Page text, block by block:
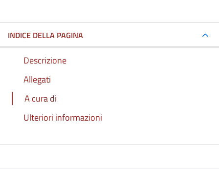
INDICE DELLA PAGINA
Descrizione
Allegati
A cura di
Ulteriori informazioni